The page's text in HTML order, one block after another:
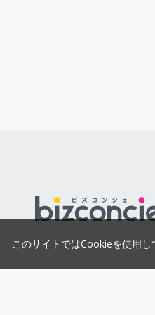
このサイトではCookieを使用